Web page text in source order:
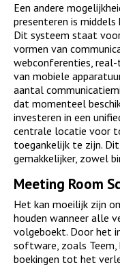
Een andere
presenteren is
Dit systeem staat
vormen van
webconferenties, real-
van mobiele
aantal
dat momenteel
investeren in een
centrale locatie voor
toegankelijk te zijn.
gemakkelijker, zowel
Meeting Room
Het kan moeilijk zijn
houden wanneer alle
volgeboekt. Door het
software, zoals Teem,
boekingen tot het